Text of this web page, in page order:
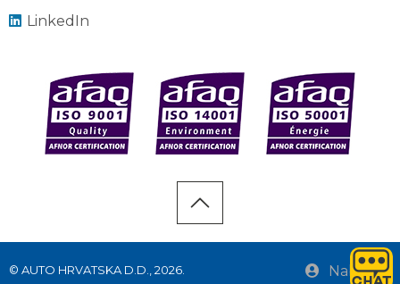
LinkedIn
© AUTO HRVATSKA D.D., 2026.
Nabava